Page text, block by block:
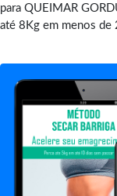
para QUEIMAR
até 8Kg em menos de